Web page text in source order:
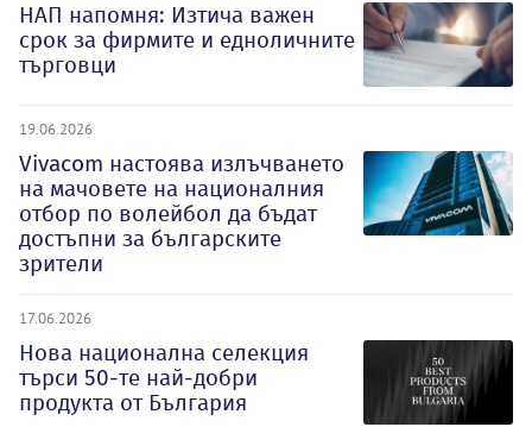
НАП напомня: Изтича важен
срок за фирмите и едноличните
търговци
19.06.2026
Vivacom настоява излъчването
на мачовете на националния
отбор по волейбол да бъдат
достъпни за българските
зрители
17.06.2026
Нова национална селекция
търси 50-те най-добри
продукта от България